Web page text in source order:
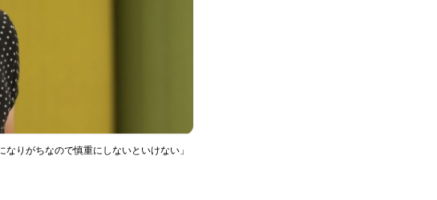
りがちなので慎重にしないといけない」